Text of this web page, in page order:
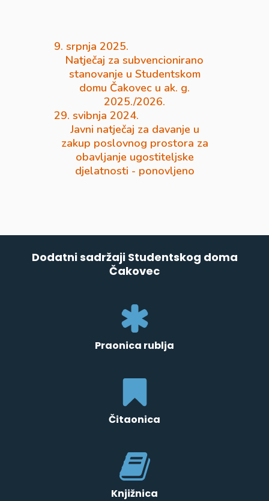
9. srpnja 2025.
Natječaj za subvencionirano
stanovanje u Studentskom
domu Čakovec u ak. g.
2025./2026.
29. svibnja 2024.
Javni natječaj za davanje u
zakup poslovnog prostora za
obavljanje ugostiteljske
djelatnosti - ponovljeno
Dodatni sadržaji Studentskog doma
Čakovec
Praonica rublja
Čitaonica
Knjižnica